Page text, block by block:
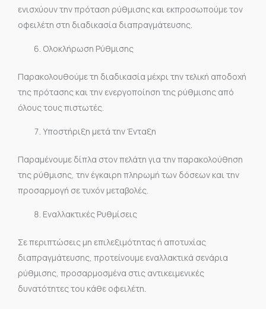
ενισχύουν την πρόταση ρύθμισης και εκπροσωπούμε τον
οφειλέτη στη διαδικασία διαπραγμάτευσης.
Ολοκλήρωση Ρύθμισης
Παρακολουθούμε τη διαδικασία μέχρι την τελική αποδοχή
της πρότασης και την ενεργοποίηση της ρύθμισης από
όλους τους πιστωτές.
Υποστήριξη μετά την Ένταξη
Παραμένουμε δίπλα στον πελάτη για την παρακολούθηση
της ρύθμισης, την έγκαιρη πληρωμή των δόσεων και την
προσαρμογή σε τυχόν μεταβολές.
Εναλλακτικές Ρυθμίσεις
Σε περιπτώσεις μη επιλεξιμότητας ή αποτυχίας
διαπραγμάτευσης, προτείνουμε εναλλακτικά σενάρια
ρύθμισης, προσαρμοσμένα στις αντικειμενικές
δυνατότητες του κάθε οφειλέτη.